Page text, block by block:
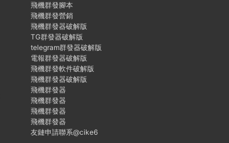
飛機群發腳本
飛機群發營銷
飛機群發器破解版
TG群發器破解版
telegram群發器破解版
電報群發器破解版
飛機群發軟件破解版
飛機群發器破解版
飛機群發器
飛機群發器
飛機群發器
飛機群發器
友鏈申請聯系@cike6